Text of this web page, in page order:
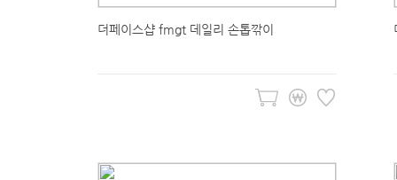
더페이스샵 fmgt 데일리 손톱깎이